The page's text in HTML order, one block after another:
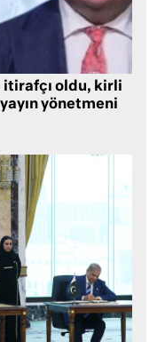
itirafçı oldu, kirli
yönetmeni